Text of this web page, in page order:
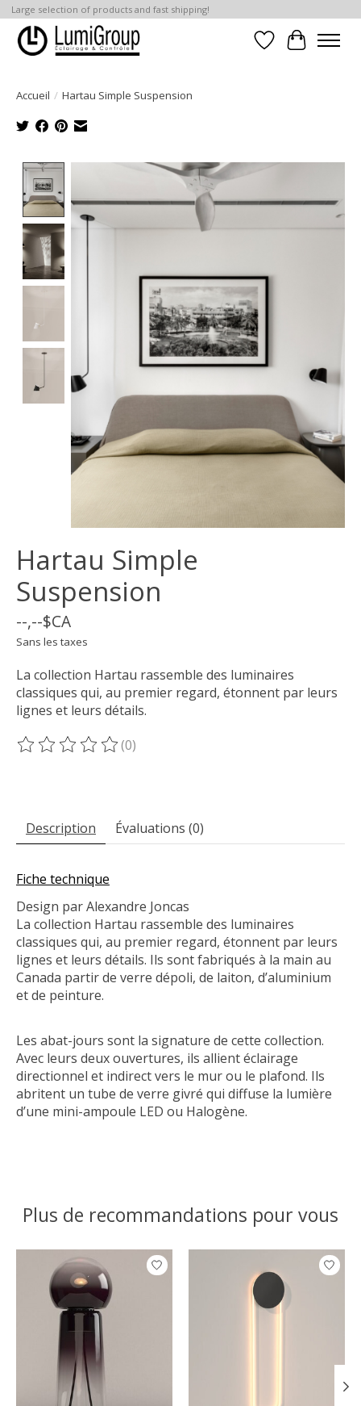
Large selection of products and fast shipping!
Liste dePanier
Accueil / Hartau Simple Suspension
Product image slideshow Items
Hartau Simple
Suspension
--,--$CA
Sans les taxes
La collection Hartau rassemble des luminaires
classiques qui, au premier regard, étonnent par leurs
lignes et leurs détails.
Ce produit est évalué à
(0)
Description Évaluations (0)
Fiche technique
Design par Alexandre Joncas
La collection Hartau rassemble des luminaires
classiques qui, au premier regard, étonnent par leurs
lignes et leurs détails. Ils sont fabriqués à la main au
Canada partir de verre dépoli, de laiton, d’aluminium
et de peinture.
Les abat-jours sont la signature de cette collection.
Avec leurs deux ouvertures, ils allient éclairage
directionnel et indirect vers le mur ou le plafond. Ils
abritent un tube de verre givré qui diffuse la lumière
d’une mini-ampoule LED ou Halogène.
Plus de recommandations pour vous
Articles du carrousel de produits